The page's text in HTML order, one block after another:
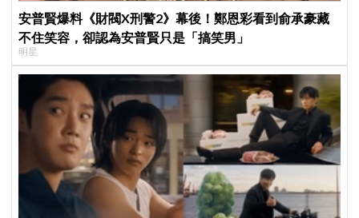
安普賢爆料《財閥X刑警2》幕後！鄭恩彩看到俞承豪藏
不住笑容，卻認為安普賢只是「搞笑男」
明星